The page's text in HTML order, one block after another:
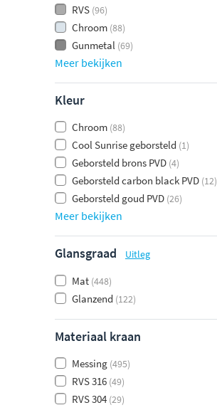
RVS (96)
Chroom (88)
Gunmetal (69)
Meer bekijken
Kleur
Chroom (88)
Cool Sunrise geborsteld (1)
Geborsteld brons PVD (4)
Geborsteld carbon black PVD (12)
Geborsteld goud PVD (26)
Meer bekijken
Glansgraad Uitleg
Mat (448)
Glanzend (122)
Materiaal kraan
Messing (495)
RVS 316 (49)
RVS 304 (29)